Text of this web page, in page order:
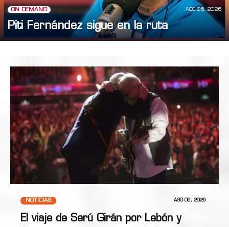
ON DEMAND AGO 05, 2026
Piti Fernández sigue en la ruta
NOTICIAS AGO 06, 2026
El viaje de Serú Girán por Lebón y